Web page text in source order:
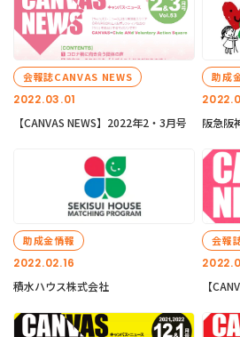
2022.03.01
会報誌CANVAS NEWS
【CANVAS NEWS】2022年2・3月号
助成
阪急阪
2022.02.16
助成金情報
積水ハウス株式会社
会報
【